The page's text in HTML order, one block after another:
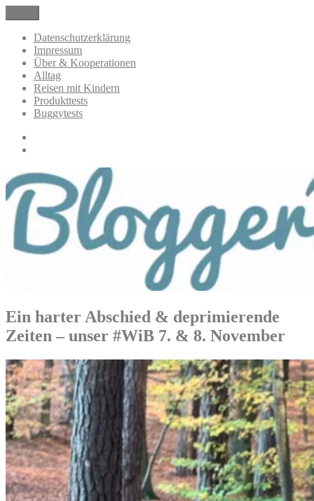
Inhalt
springen
BloggerMumOf3Boys Mamablog
Mamablog über das Leben mit drei Kindern mit Produkttests und
Alltagsthemen
Datenschutzerklärung
Impressum
Über & Kooperationen
Alltag
Reisen mit Kindern
Produkttests
Buggytests
Ein harter Abschied & deprimierende
Zeiten – unser #WiB 7. & 8. November